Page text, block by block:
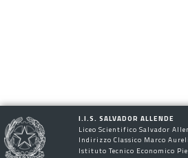
I.I.S. SALVADOR ALLENDE
Liceo Scientifico Salvador
Indirizzo Classico Marco
Istituto Tecnico Economico